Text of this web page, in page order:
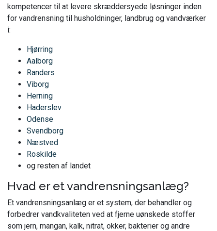
kompetencer til at levere skræddersyede løsninger inden
for vandrensning til husholdninger, landbrug og vandværker
i:
Hjørring
Aalborg
Randers
Viborg
Herning
Haderslev
Odense
Svendborg
Næstved
Roskilde
og resten af landet
Hvad er et vandrensningsanlæg?
Et vandrensningsanlæg er et system, der behandler og
forbedrer vandkvaliteten ved at fjerne uønskede stoffer
som jern, mangan, kalk, nitrat, okker, bakterier og andre